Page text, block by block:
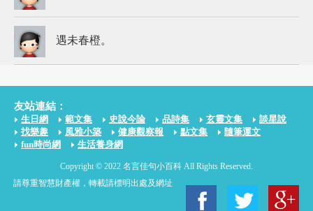
遇未春橙。
友站連結：
生日網 範文集 史說今論 品詩集 玄靈文集
談星說
找樂趣
風雅小築 健康觀察報 點文集
隨筆運文
fun時尚網
生活養身網
Copyright © 2022 名言佳句小百科 All Rights Reserved.
請尊重智慧財產權，轉載請標明出處及網址